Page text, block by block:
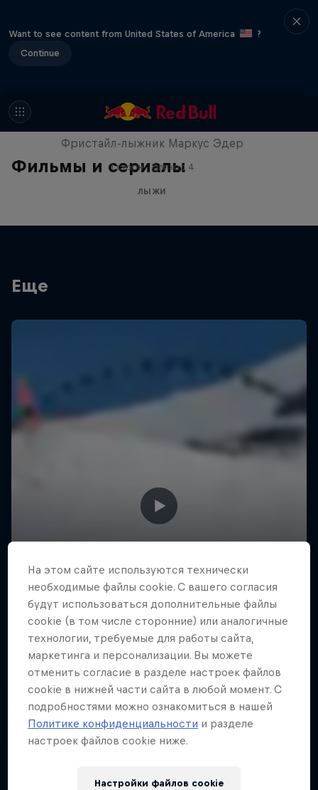
Want to see content from United States of America
?
Continue
Фильмы и сериалы
The Ultimate Run
Фристайл-лыжник Маркус Эдер
1 сезон · Эпизод 4
ЛЫЖИ
Еще
The Ultimate Run
Фристайл-лыжник Маркус Эдер
ЛЫЖИ
На этом сайте иcпользуются технически
необходимые файлы cookie. С вашего согласия
будут использоваться дополнительные файлы
cookie (в том числе сторонние) или аналогичные
технологии, требуемые для работы сайта,
маркетинга и персонализации. Вы можете
отменить согласие в разделе настроек файлов
cookie в нижней части сайта в любой момент. С
подробностями можно ознакомиться в нашей
Политике конфиденциальности и разделе
настроек файлов cookie ниже.
Настройки файлов cookie